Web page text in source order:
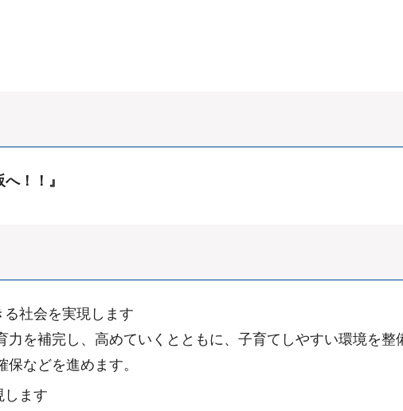
！！』
社会を実現します
力を補完し、高めていくとともに、子育てしやすい環境を
などを進めます。
します